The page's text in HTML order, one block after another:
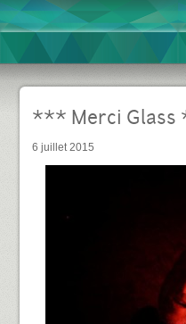
*** Merci
6 juillet 2015